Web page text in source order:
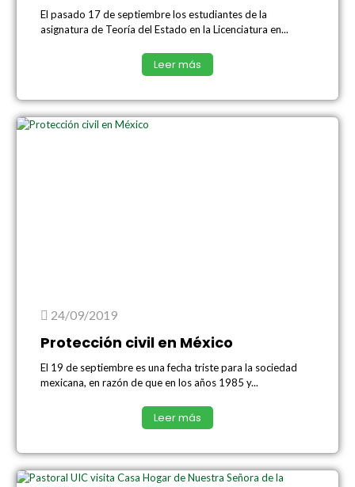
El pasado 17 de septiembre los estudiantes de la
asignatura de Teoría del Estado en la Licenciatura en...
Leer más
24/09/2019
Protección civil en México
El 19 de septiembre es una fecha triste para la sociedad
mexicana, en razón de que en los años 1985 y...
Leer más